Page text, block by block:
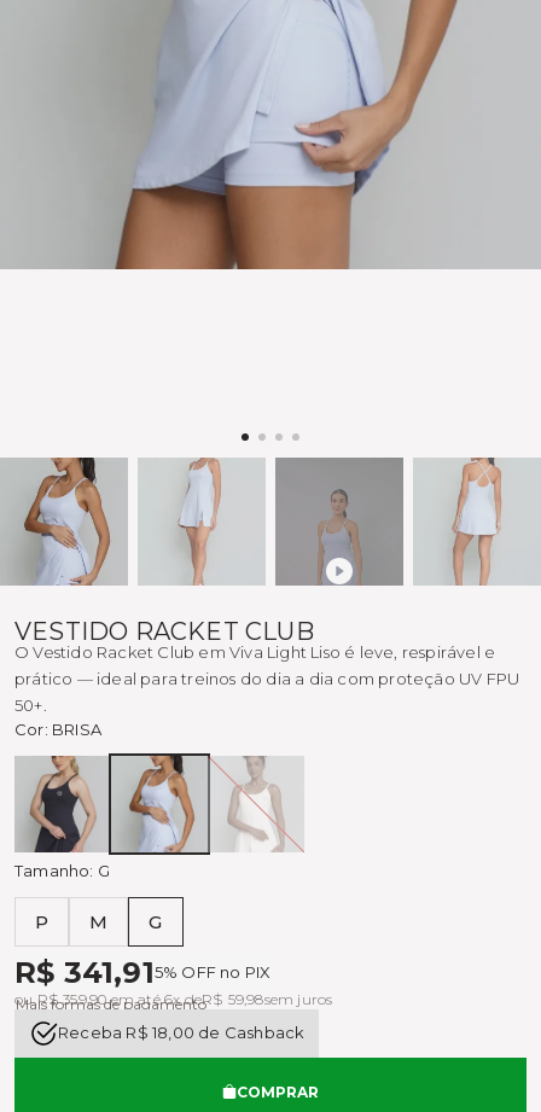
VESTIDO RACKET CLUB
O Vestido Racket Club em Viva Light Liso é leve, respirável e
prático — ideal para treinos do dia a dia com proteção UV FPU
50+.
Cor: BRISA
Preto BRISA
OFF
WHITE
Tamanho: G
P M G
Tabela de medidas
ou R$ 359,90 em até 6x deR$ 59,98sem juros
R$ 341,915% OFF no PIX
Mais formas de pagamento
Receba R$ 18,00 de Cashback
COMPRAR